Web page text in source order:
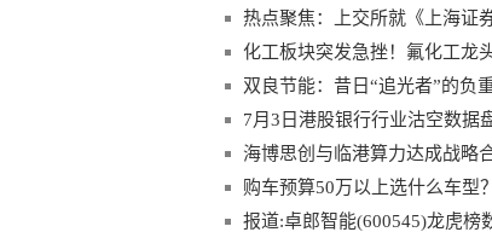
热点聚焦：上交所就《上海证
稿）》公开征求意见
化工板块突发急挫！氟化工龙
构：化工盈利有望底部回升_
双良节能：昔日“追光者”的负
7月3日港股银行行业沽空数据
业前三
海博思创与临港算力达成战略
目-最新快讯
购车预算50万以上选什么车型
报道:卓郎智能(600545)龙虎榜